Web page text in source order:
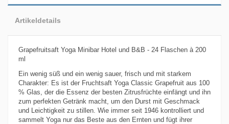
Artikeldetails
Grapefruitsaft Yoga Minibar Hotel und B&B - 24 Flaschen à 200
ml
Ein wenig süß und ein wenig sauer, frisch und mit starkem
Charakter: Es ist der Fruchtsaft Yoga Classic Grapefruit aus 100
% Glas, der die Essenz der besten Zitrusfrüchte einfängt und ihn
zum perfekten Getränk macht, um den Durst mit Geschmack
und Leichtigkeit zu stillen. Wie immer seit 1946 kontrolliert und
sammelt Yoga nur das Beste aus den Ernten und fügt ihrer